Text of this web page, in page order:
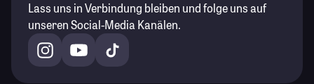
Lass uns in Verbindung bleiben und folge uns auf
unseren Social-Media Kanälen.